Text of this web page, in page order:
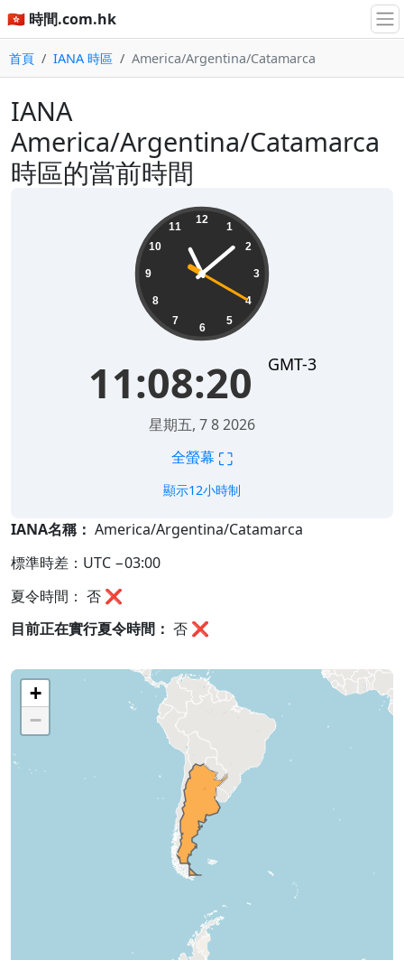
🇭🇰 時間.com.hk
首頁 IANA 時區 America/Argentina/Catamarca
IANA
America/Argentina/Catamarca
時區的當前時間
12
1
2
3
4
5
6
7
8
9
10
11
11:08:20 GMT-3
星期五, 7 8 2026
全螢幕 ⛶
顯示12小時制
IANA名稱： America/Argentina/Catamarca
標準時差：UTC −03:00
夏令時間： 否 ❌
目前正在實行夏令時間： 否 ❌
+
−